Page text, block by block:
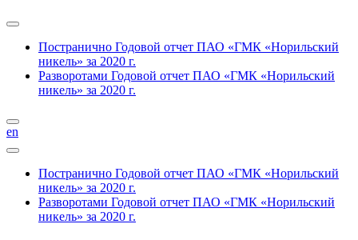
Постранично Годовой отчет ПАО «ГМК «Норильский
никель» за 2020 г.
Разворотами Годовой отчет ПАО «ГМК «Норильский
никель» за 2020 г.
en
Постранично Годовой отчет ПАО «ГМК «Норильский
никель» за 2020 г.
Разворотами Годовой отчет ПАО «ГМК «Норильский
никель» за 2020 г.